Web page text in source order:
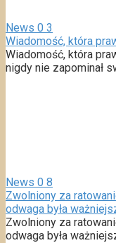
News 0 3
Wiadomość, która
Wiadomość, która
nigdy nie zapominał
News 0 8
Zwolniony za
odwaga była
Zwolniony za
odwaga była